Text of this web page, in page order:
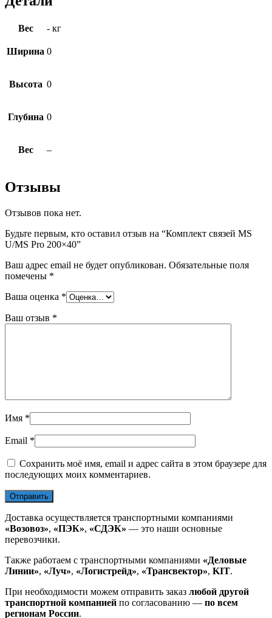
Вес - кг
Ширина 0
Высота 0
Глубина 0
Вес –
Отзывы
Отзывов пока нет.
Будьте первым, кто оставил отзыв на “Комплект связей MS
U/MS Pro 200×40”
Ваш адрес email не будет опубликован. Обязательные поля
помечены *
Ваша оценка *
Ваш отзыв *
Имя *
Email *
Сохранить моё имя, email и адрес сайта в этом браузере для
последующих моих комментариев.
Доставка осуществляется транспортными компаниями
«Возовоз», «ПЭК», «СДЭК» — это наши основные
перевозчики.
Также работаем с транспортными компаниями «Деловые
Линии», «Луч», «Логистрейд», «Трансвектор», KIT.
При необходимости можем отправить заказ любой другой
транспортной компанией по согласованию — по всем
регионам России.